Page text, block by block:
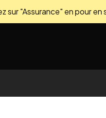
"Assurance" en pour en